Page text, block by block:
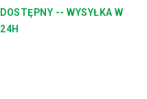
DOSTĘPNY -- WYSYŁKA W
24H